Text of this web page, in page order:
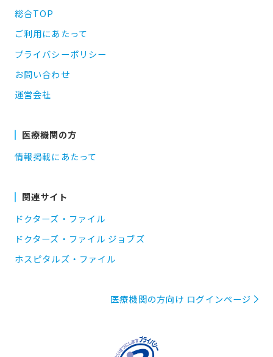
総合TOP
ご利用にあたって
プライバシーポリシー
お問い合わせ
運営会社
医療機関の方
情報掲載にあたって
関連サイト
ドクターズ・ファイル
ドクターズ・ファイル ジョブズ
ホスピタルズ・ファイル
医療機関の方向け ログインページ